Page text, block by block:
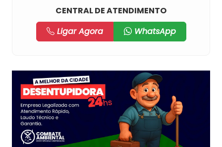
CENTRAL DE ATENDIMENTO
Ligar Agora
WhatsApp